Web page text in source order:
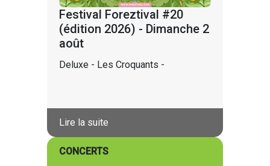
Festival Foreztival #20
(édition 2026) - Dimanche 2
août
Deluxe - Les Croquants -
Lire la suite
CONCERTS